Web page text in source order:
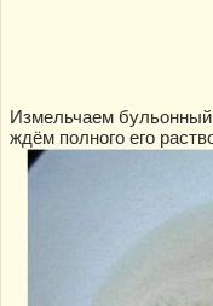
Измельчаем
ждём полного его